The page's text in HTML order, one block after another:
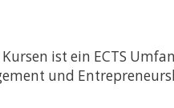
VVZ
ist ein ECTS
und